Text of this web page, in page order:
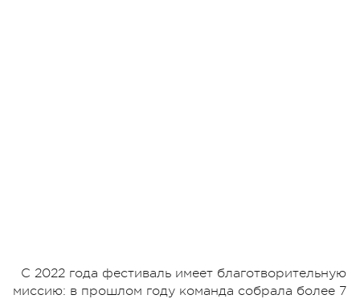
С 2022 года фестиваль имеет благотворительную
миссию: в прошлом году команда собрала более 7